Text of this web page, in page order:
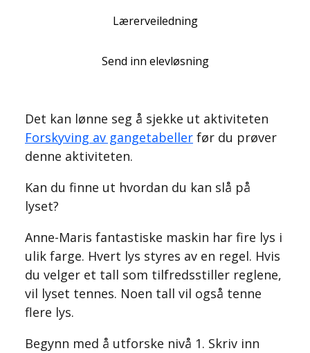
Lærerveiledning
Send inn elevløsning
Det kan lønne seg å sjekke ut aktiviteten
Forskyving av gangetabeller før du prøver
denne aktiviteten.
Kan du finne ut hvordan du kan slå på
lyset?
Anne-Maris fantastiske maskin har fire lys i
ulik farge. Hvert lys styres av en regel. Hvis
du velger et tall som tilfredsstiller reglene,
vil lyset tennes. Noen tall vil også tenne
flere lys.
Begynn med å utforske nivå 1. Skriv inn